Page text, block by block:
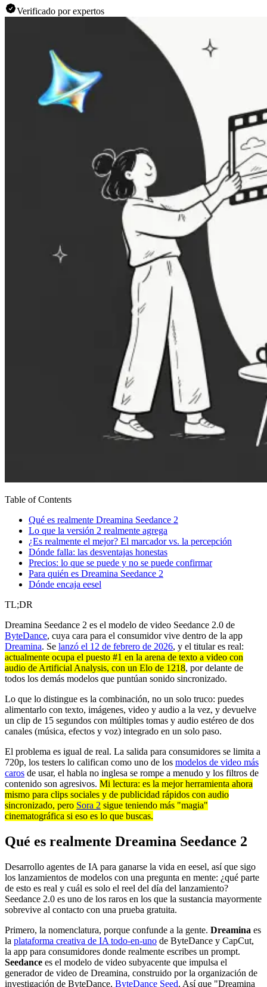
Verificado por expertos
Table of Contents
Qué es realmente Dreamina Seedance 2
Lo que la versión 2 realmente agrega
¿Es realmente el mejor? El marcador vs. la percepción
Dónde falla: las desventajas honestas
Precios: lo que se puede y no se puede confirmar
Para quién es Dreamina Seedance 2
Dónde encaja eesel
TL;DR
Dreamina Seedance 2 es el modelo de video Seedance 2.0 de
ByteDance, cuya cara para el consumidor vive dentro de la app
Dreamina. Se lanzó el 12 de febrero de 2026, y el titular es real:
actualmente ocupa el puesto #1 en la arena de texto a video con
audio de Artificial Analysis, con un Elo de 1218, por delante de
todos los demás modelos que puntúan sonido sincronizado.
Lo que lo distingue es la combinación, no un solo truco: puedes
alimentarlo con texto, imágenes, video y audio a la vez, y devuelve
un clip de 15 segundos con múltiples tomas y audio estéreo de dos
canales (música, efectos y voz) integrado en un solo paso.
El problema es igual de real. La salida para consumidores se limita a
720p, los testers lo califican como uno de los modelos de video más
caros de usar, el habla no inglesa se rompe a menudo y los filtros de
contenido son agresivos. Mi lectura: es la mejor herramienta ahora
mismo para clips sociales y de publicidad rápidos con audio
sincronizado, pero Sora 2 sigue teniendo más "magia"
cinematográfica si eso es lo que buscas.
Qué es realmente Dreamina Seedance 2
Desarrollo agentes de IA para ganarse la vida en eesel, así que sigo
los lanzamientos de modelos con una pregunta en mente: ¿qué parte
de esto es real y cuál es solo el reel del día del lanzamiento?
Seedance 2.0 es uno de los raros en los que la sustancia mayormente
sobrevive al contacto con una prueba gratuita.
Primero, la nomenclatura, porque confunde a la gente. Dreamina es
la plataforma creativa de IA todo-en-uno de ByteDance y CapCut,
la app para consumidores donde realmente escribes un prompt.
Seedance es el modelo de video subyacente que impulsa el
generador de video de Dreamina, construido por la organización de
investigación de ByteDance, ByteDance Seed. Así que "Dreamina